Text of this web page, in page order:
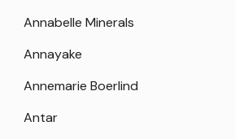
Annabelle Minerals
Annayake
Annemarie Boerlind
Antar